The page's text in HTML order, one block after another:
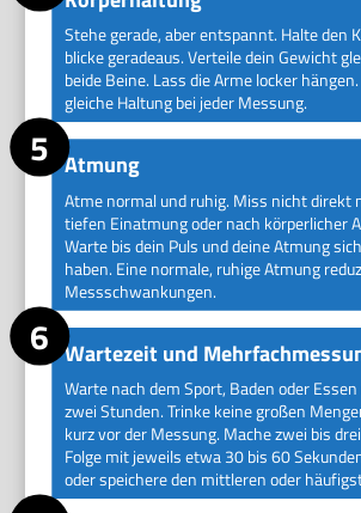
Stehe gerade, aber entspannt. Halte den
blicke geradeaus. Verteile dein Gewicht
beide Beine. Lass die Arme locker
gleiche Haltung bei jeder Messung.
Atmung
Atme normal und ruhig. Miss nicht direkt
tiefen Einatmung oder nach körperlicher
Warte bis dein Puls und deine Atmung
haben. Eine normale, ruhige Atmung
Messschwankungen.
Wartezeit und
Warte nach dem Sport, Baden oder
zwei Stunden. Trinke keine großen
kurz vor der Messung. Mache zwei bis
Folge mit jeweils etwa 30 bis 60
oder speichere den mittleren oder